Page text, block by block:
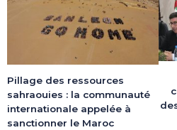
Pillage des ressources
sahraouies : la communauté
internationale appelée à
sanctionner le Maroc